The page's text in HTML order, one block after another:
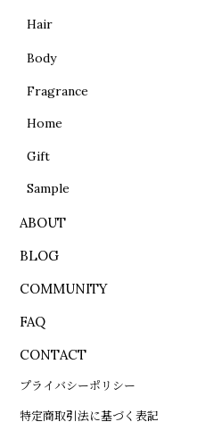
Hair
Body
Fragrance
Home
Gift
Sample
ABOUT
BLOG
COMMUNITY
FAQ
CONTACT
プライバシーポリシー
特定商取引法に基づく表記